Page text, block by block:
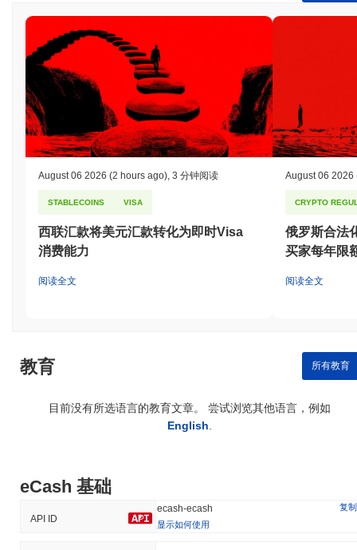
August 06 2026 (2 hours ago) 3 分钟阅读
STABLECOINS VISA
西联汇款将美元汇款转化为即时Visa
消费能力
阅读全文
August 06 2026
CRYPTO
俄罗斯合法
买家每年限
阅读全文
教育 所有教育
目前没有所选语言的教育文章。 尝试浏览其他语言，例如
English
eCash 基础
API ID
ecash-ecash
复制
显示如何使用